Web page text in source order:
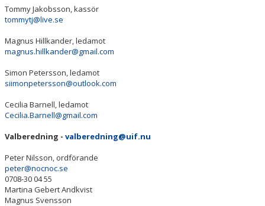
MATCHER
KLUBBSHOP
ARR-/ EVENEMANG
VÄRDEGRUND / ALDRIG ENSAM
SPELARTRUPPEN
PARTNERS
Tommy Jakobsson, kassör
tommytj@live.se
Magnus Hillkander, ledamot
magnus.hillkander@gmail.com
Simon Petersson, ledamot
siimonpetersson@outlook.com
Cecilia Barnell, ledamot
Cecilia.Barnell@gmail.com
Valberedning - valberedning@uif.nu
Peter Nilsson, ordförande
peter@nocnoc.se
0708-30 04 55
Martina Gebert Andkvist
Magnus Svensson